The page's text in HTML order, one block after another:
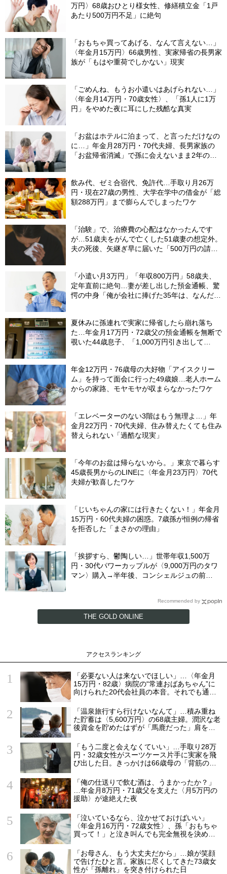
万円〉68歳おひとり様女性、修繕積立金「1戸
あたり500万円不足」に絶句
「おもちゃ買ってあげる、なんて言えない…」
〈年金月15万円〉66歳男性、実家帰省の長男家
族が「もはや重荷でしかない」現実
「ごめんね、もうお小遣いはあげられない…」
〈年金月14万円・70歳女性〉、「孫1人に1万
円」をやめた夜に耳にした残酷な真実
「お盆はホテルに泊まって、と言っただけなの
に…」年金月28万円・70代夫婦、長男家族の
「お盆帰省消滅」で孫に会えないまま2年の歳
飲み代、ゼミ合宿代、免許代…手取り月26万
円・現在27歳の男性、大学在学中の借金が「総
額288万円」まで膨らんでしまったワケ
「治験」で、治療費の心配はなかったんです
が…51歳夫をがんで亡くした51歳妻の想定外。
夫の死後、矢継ぎ早に届いた「500万円の請求
「小遣い月3万円」「年収800万円」58歳夫、
定年直前に絶句…妻が差し出した預金通帳、驚
愕の中身「俺が会社に捧げた35年は、なんだっ
夏休みに孫連れで実家に帰省したら崩れ落ち
た…年金月17万円・72歳父の預金通帳を無断で
覗いた44歳息子、「1,000万円引き出して
年金12万円・76歳母の大好物「アイスクリー
ム」を持って面会に行った49歳娘…老人ホーム
からの家路、モヤモヤが収まらなかったワケ
「エレベーターのない3階はもう無理よ…」年
金月22万円・70代夫婦、住み替えたくても住み
替えられない「過酷な現実」
「今年のお盆は帰らないから。」東京で暮らす
45歳長男からのLINEに〈年金月23万円〉70代
夫婦が歓喜したワケ
「じいちゃんの家には行きたくない！」年金月
15万円・60代夫婦の困惑。7歳孫が恒例の帰省
を拒否した「まさかの理由」
「挨拶すら、鬱陶しい…」世帯年収1,500万
円・30代パワーカップルが〈9,000万円のタワ
マン〉購入→半年後、コンシェルジュの前
Recommended by
THE GOLD ONLINE
アクセスランキング
「必要ない人は来ないでほしい」…〈年金月
15万円・82歳〉病院の“常連おばあちゃん”に
向けられた20代会社員の本音。それでも通い
「温泉旅行すら行けないなんて」…積み重ね
た貯蓄は〈5,600万円〉の68歳主婦。潤沢な老
後資金を貯めたはずが「馬鹿だった」肩を落
「もう二度と会えなくていい」…手取り28万
円・32歳女性がスーツケース片手に実家を飛
び出した日。きっかけは66歳母の「背筋の凍
「俺の仕送りで飲む酒は、うまかったか？」
…年金月8万円・71歳父を支えた〈月5万円の
援助〉が途絶えた夜
「泣いているなら、泣かせておけばいい」
〈年金月16万円・72歳女性〉、孫「おもちゃ
買って！」と泣き叫んでも完全無視を決め込
「お母さん、もう大丈夫だから」…娘が笑顔
で告げたひと言。家族に尽くしてきた73歳女
性が「孫離れ」を突き付けられた日